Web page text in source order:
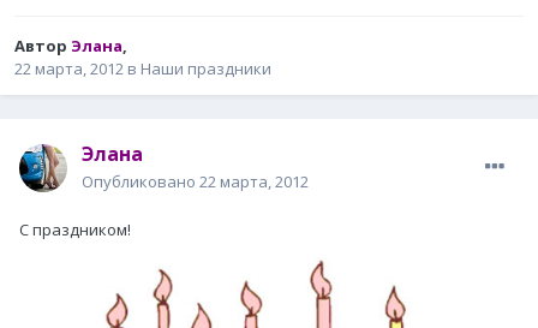
Автор Элана,
22 марта, 2012 в Наши праздники
Элана
Опубликовано 22 марта, 2012
С праздником!